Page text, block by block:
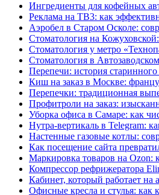
Ингредиенты для кофейных
Реклама на ТВ3: как
Аэробел в Старом Осколе:
Стоматология на
Стоматология у метро
Стоматология в
Перепечи: история
Киш на заказ в Москве:
Перепечки: традиционная
Профитроли на заказ:
Уборка офиса в Самаре: как
Нутра-вертикаль в Telegram:
Настенные газовые котлы:
Как посещение сайта
Маркировка товаров на Ozon:
Компрессор рефрижератора
Кабинет, который работает на
Офисные кресла и стулья: как